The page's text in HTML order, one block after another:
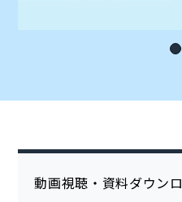
動画視聴・資料ダウン